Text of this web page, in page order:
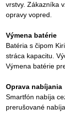
vrstvy. Zákazníka
opravy vopred.
Výmena batérie
Batéria s čipom
stráca kapacitu.
Výmena batérie
Oprava nabíjania
Smartfón nabíja
prerušované